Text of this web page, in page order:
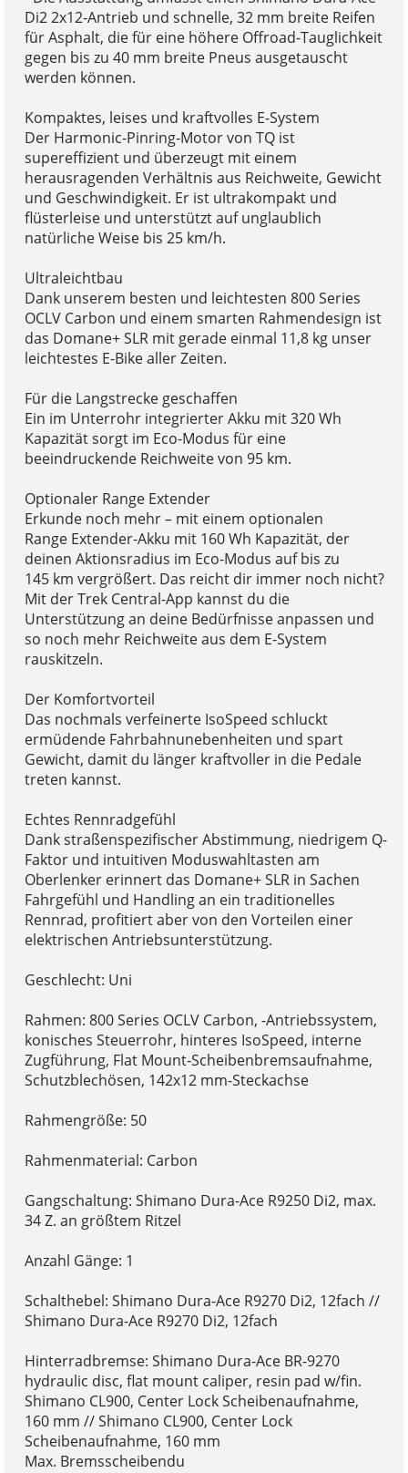
Di2 2x12-Antrieb und schnelle, 32 mm breite Reifen
für Asphalt, die für eine höhere Offroad-Tauglichkeit
gegen bis zu 40 mm breite Pneus ausgetauscht
werden können.
Kompaktes, leises und kraftvolles E-System
Der Harmonic-Pinring-Motor von TQ ist
supereffizient und überzeugt mit einem
herausragenden Verhältnis aus Reichweite, Gewicht
und Geschwindigkeit. Er ist ultrakompakt und
flüsterleise und unterstützt auf unglaublich
natürliche Weise bis 25 km/h.
Ultraleichtbau
Dank unserem besten und leichtesten 800 Series
OCLV Carbon und einem smarten Rahmendesign ist
das Domane+ SLR mit gerade einmal 11,8 kg unser
leichtestes E-Bike aller Zeiten.
Für die Langstrecke geschaffen
Ein im Unterrohr integrierter Akku mit 320 Wh
Kapazität sorgt im Eco-Modus für eine
beeindruckende Reichweite von 95 km.
Optionaler Range Extender
Erkunde noch mehr – mit einem optionalen
Range Extender-Akku mit 160 Wh Kapazität, der
deinen Aktionsradius im Eco-Modus auf bis zu
145 km vergrößert. Das reicht dir immer noch nicht?
Mit der Trek Central-App kannst du die
Unterstützung an deine Bedürfnisse anpassen und
so noch mehr Reichweite aus dem E-System
rauskitzeln.
Der Komfortvorteil
Das nochmals verfeinerte IsoSpeed schluckt
ermüdende Fahrbahnunebenheiten und spart
Gewicht, damit du länger kraftvoller in die Pedale
treten kannst.
Echtes Rennradgefühl
Dank straßenspezifischer Abstimmung, niedrigem Q-
Faktor und intuitiven Moduswahltasten am
Oberlenker erinnert das Domane+ SLR in Sachen
Fahrgefühl und Handling an ein traditionelles
Rennrad, profitiert aber von den Vorteilen einer
elektrischen Antriebsunterstützung.
Geschlecht: Uni
Rahmen: 800 Series OCLV Carbon, -Antriebssystem,
konisches Steuerrohr, hinteres IsoSpeed, interne
Zugführung, Flat Mount-Scheibenbremsaufnahme,
Schutzblechösen, 142x12 mm-Steckachse
Rahmengröße: 50
Rahmenmaterial: Carbon
Gangschaltung: Shimano Dura-Ace R9250 Di2, max.
34 Z. an größtem Ritzel
Anzahl Gänge: 1
Schalthebel: Shimano Dura-Ace R9270 Di2, 12fach //
Shimano Dura-Ace R9270 Di2, 12fach
Hinterradbremse: Shimano Dura-Ace BR-9270
hydraulic disc, flat mount caliper, resin pad w/fin.
Shimano CL900, Center Lock Scheibenaufnahme,
160 mm // Shimano CL900, Center Lock
Scheibenaufnahme, 160 mm
Max. Bremsscheibendu